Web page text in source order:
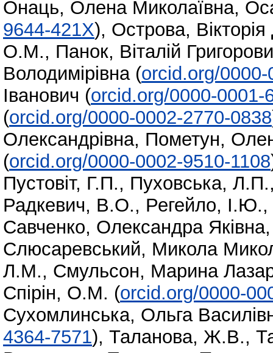
Онаць, Олена Миколаївна,
9644-421X), Острова,
О.М., Панок, Віталій
Володимірівна (orcid.org/
Іванович (orcid.org/0000-0001-
(orcid.org/0000-0002-2770-0838
Олександрівна, Пометун,
(orcid.org/0000-0002-9510-1108
Пустовіт, Г.П., Пуховська, Л.П.
Радкевич, В.О., Регейло, І.Ю.,
Савченко, Олександра Яківна
Слюсаревський, Микола
Л.М., Смульсон, Марина
Спірін, О.М. (orcid.org/0000-
Сухомлинська, Ольга
4364-7571), Таланова, Ж.В.,